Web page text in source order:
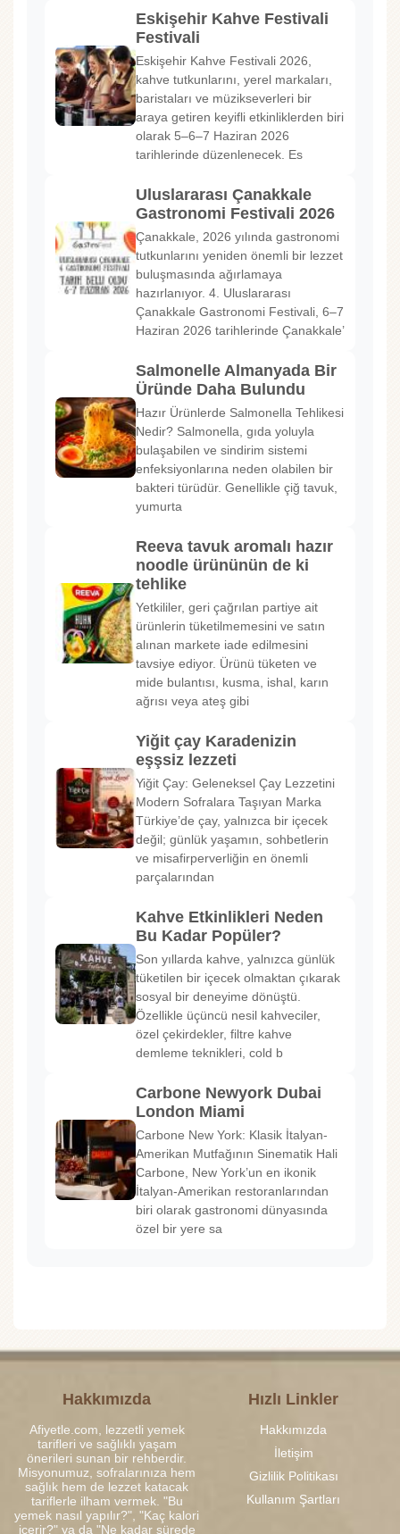
Eskişehir Kahve Festivali
Festivali
Eskişehir Kahve Festivali 2026,
kahve tutkunlarını, yerel markaları,
baristaları ve müzikseverleri bir
araya getiren keyifli etkinliklerden biri
olarak 5–6–7 Haziran 2026
tarihlerinde düzenlenecek. Es
Uluslararası Çanakkale
Gastronomi Festivali 2026
Çanakkale, 2026 yılında gastronomi
tutkunlarını yeniden önemli bir lezzet
buluşmasında ağırlamaya
hazırlanıyor. 4. Uluslararası
Çanakkale Gastronomi Festivali, 6–7
Haziran 2026 tarihlerinde Çanakkale’
Salmonelle Almanyada Bir
Üründe Daha Bulundu
Hazır Ürünlerde Salmonella Tehlikesi
Nedir? Salmonella, gıda yoluyla
bulaşabilen ve sindirim sistemi
enfeksiyonlarına neden olabilen bir
bakteri türüdür. Genellikle çiğ tavuk,
yumurta
Reeva tavuk aromalı hazır
noodle ürününün de ki
tehlike
Yetkililer, geri çağrılan partiye ait
ürünlerin tüketilmemesini ve satın
alınan markete iade edilmesini
tavsiye ediyor. Ürünü tüketen ve
mide bulantısı, kusma, ishal, karın
ağrısı veya ateş gibi
Yiğit çay Karadenizin
eşşsiz lezzeti
Yiğit Çay: Geleneksel Çay Lezzetini
Modern Sofralara Taşıyan Marka
Türkiye’de çay, yalnızca bir içecek
değil; günlük yaşamın, sohbetlerin
ve misafirperverliğin en önemli
parçalarından
Kahve Etkinlikleri Neden
Bu Kadar Popüler?
Son yıllarda kahve, yalnızca günlük
tüketilen bir içecek olmaktan çıkarak
sosyal bir deneyime dönüştü.
Özellikle üçüncü nesil kahveciler,
özel çekirdekler, filtre kahve
demleme teknikleri, cold b
Carbone Newyork Dubai
London Miami
Carbone New York: Klasik İtalyan-
Amerikan Mutfağının Sinematik Hali
Carbone, New York’un en ikonik
İtalyan-Amerikan restoranlarından
biri olarak gastronomi dünyasında
özel bir yere sa
Hakkımızda
Afiyetle.com, lezzetli yemek
tarifleri ve sağlıklı yaşam
önerileri sunan bir rehberdir.
Misyonumuz, sofralarınıza hem
sağlık hem de lezzet katacak
tariflerle ilham vermek. "Bu
yemek nasıl yapılır?", "Kaç kalori
içerir?" ya da "Ne kadar sürede
Hızlı Linkler
Hakkımızda
İletişim
Gizlilik Politikası
Kullanım Şartları